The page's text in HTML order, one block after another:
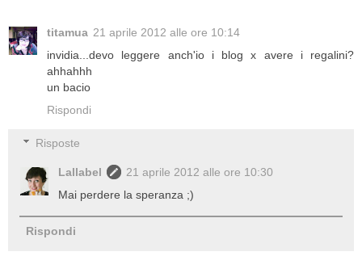
titamua 21 aprile 2012 alle ore 10:14
invidia...devo leggere anch'io i blog x avere i regalini?
ahhahhh
un bacio
Rispondi
Risposte
Lallabel
21 aprile 2012 alle ore 10:30
Mai perdere la speranza ;)
Rispondi